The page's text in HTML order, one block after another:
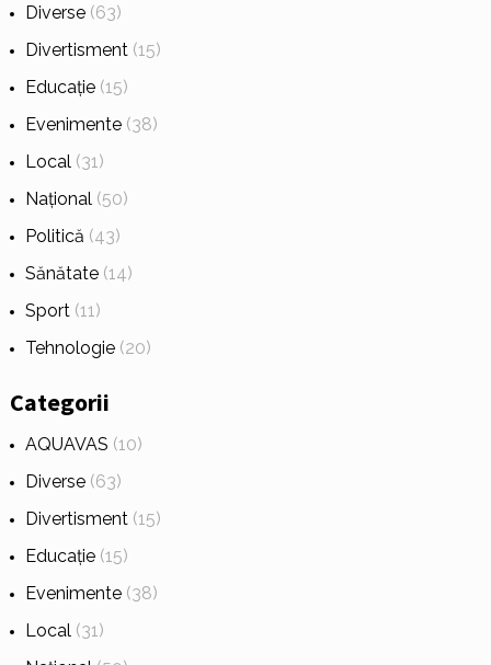
Diverse(63)
Divertisment(15)
Educație(15)
Evenimente(38)
Local(31)
Național(50)
Politică (43)
Sănătate(14)
Sport(11)
Tehnologie(20)
Categorii
AQUAVAS (10)
Diverse(63)
Divertisment(15)
Educație(15)
Evenimente(38)
Local(31)